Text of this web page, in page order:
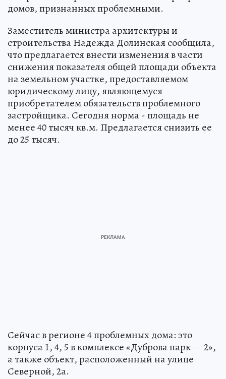
домов, признанных проблемными.
Заместитель министра архитектуры и
строительства Надежда Долинская сообщила,
что предлагается внести изменения в части
снижения показателя общей площади объекта
на земельном участке, предоставляемом
юридическому лицу, являющемуся
приобретателем обязательств проблемного
застройщика. Сегодня норма - площадь не
менее 40 тысяч кв.м. Предлагается снизить ее
до 25 тысяч.
Сейчас в регионе 4 проблемных дома: это
корпуса 1, 4, 5 в комплексе «Дуброва парк — 2»,
а также объект, расположенный на улице
Северной, 2а.